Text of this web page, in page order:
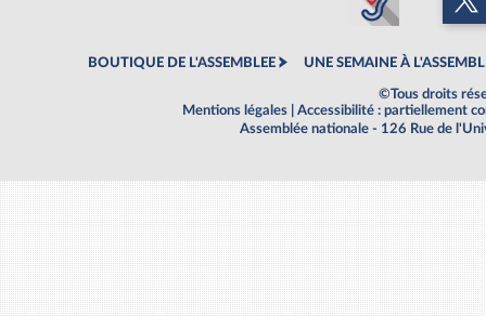
BOUTIQUE DE L'ASSEMBLEE UNE SEMAINE À
©Tous droits
Mentions légales
Accessibilité : partiellement
Assemblée nationale - 126 Rue de